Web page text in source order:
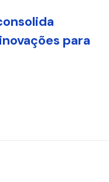
para